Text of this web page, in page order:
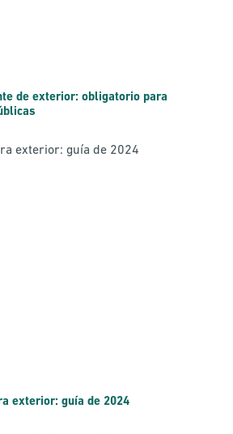
de exterior: obligatorio para
exterior: guía de 2024